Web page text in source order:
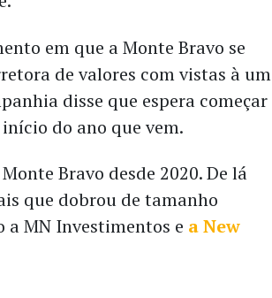
em que a Monte Bravo se
de valores com vistas à um
disse que espera começar
do ano que vem.
Bravo desde 2020. De lá
que dobrou de tamanho
a MN Investimentos e a New